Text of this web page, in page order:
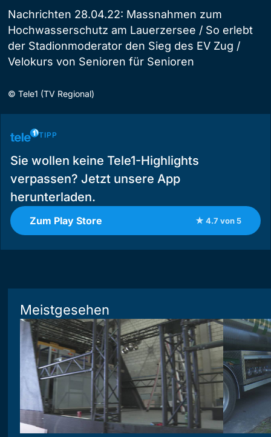
Nachrichten 28.04.22: Massnahmen zum
Hochwasserschutz am Lauerzersee / So erlebt
der Stadionmoderator den Sieg des EV Zug /
Velokurs von Senioren für Senioren
© Tele1 (TV Regional)
TIPP
Sie wollen keine Tele1-Highlights
verpassen? Jetzt unsere App
herunterladen.
Zum Play Store ★ 4.7 von 5
Meistgesehen